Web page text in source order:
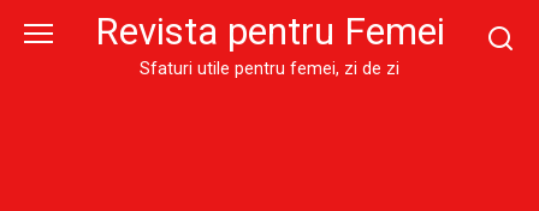
Revista pentru Femei
Sfaturi utile pentru femei, zi de zi